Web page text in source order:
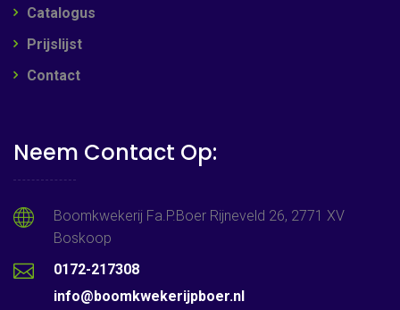
Catalogus
Prijslijst
Contact
Neem Contact Op:
Boomkwekerij Fa.P.Boer Rijneveld 26, 2771 XV
Boskoop
0172-217308
info@boomkwekerijpboer.nl